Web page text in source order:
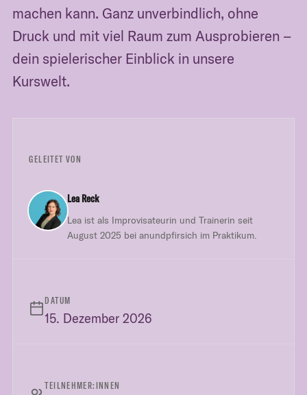
machen kann. Ganz unverbindlich, ohne
Druck und mit viel Raum zum Ausprobieren –
dein spielerischer Einblick in unsere
Kurswelt.
GELEITET VON
Lea Reck
Lea ist als Improvisateurin und Trainerin seit
August 2025 bei anundpfirsich im Praktikum.
DATUM
15. Dezember 2026
TEILNEHMER:INNEN